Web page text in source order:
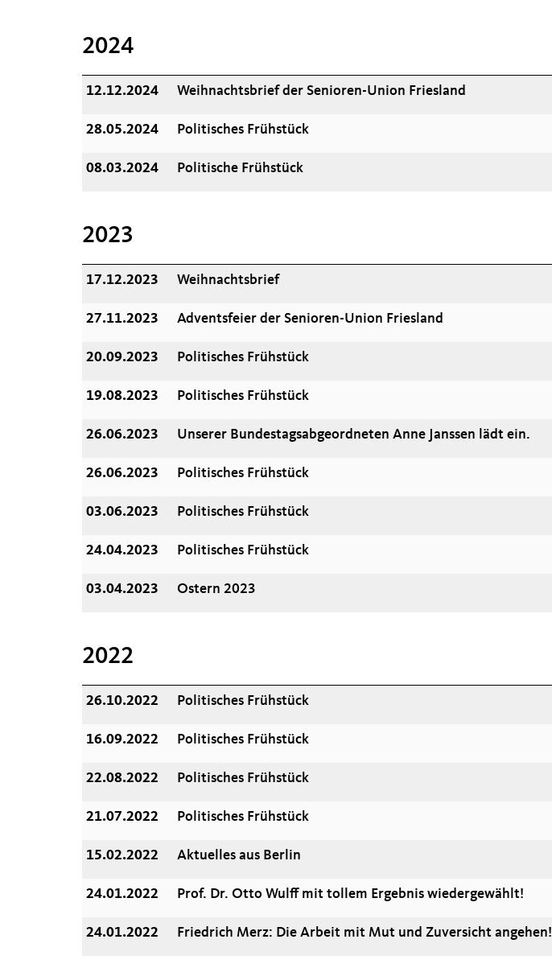
2024
12.12.2024 Weihnachtsbrief der Senioren-Union Friesland
28.05.2024 Politisches Frühstück
08.03.2024 Politische Frühstück
2023
17.12.2023 Weihnachtsbrief
27.11.2023 Adventsfeier der Senioren-Union Friesland
20.09.2023 Politisches Frühstück
19.08.2023 Politisches Frühstück
26.06.2023 Unserer Bundestagsabgeordneten Anne Janssen lädt ein.
26.06.2023 Politisches Frühstück
03.06.2023 Politisches Frühstück
24.04.2023 Politisches Frühstück
03.04.2023 Ostern 2023
2022
26.10.2022 Politisches Frühstück
16.09.2022 Politisches Frühstück
22.08.2022 Politisches Frühstück
21.07.2022 Politisches Frühstück
15.02.2022 Aktuelles aus Berlin
24.01.2022 Prof. Dr. Otto Wulff mit tollem Ergebnis wiedergewählt!
24.01.2022 Friedrich Merz: Die Arbeit mit Mut und Zuversicht angehen!